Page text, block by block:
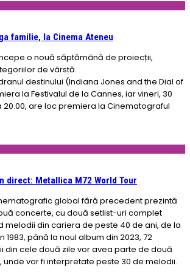
familie, la Cinema Ateneu
o nouă săptămână de proiecții,
de vârstă.
destinului (Indiana Jones and the Dial of
la Festivalul de la Cannes, iar vineri, 30
20.00, are loc premiera la Cinematograful
direct: Metallica M72 World Tour
global fără precedent prezintă
concerte, cu două setlist-uri complet
melodii din cariera de peste 40 de ani, de la
1983, până la noul album din 2023, 72
din cele două zile vor avea parte de două
vor fi interpretate peste 30 de melodii.